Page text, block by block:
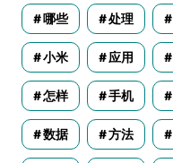
哪些 处理
小米 应用
怎样 手机
数据 方法